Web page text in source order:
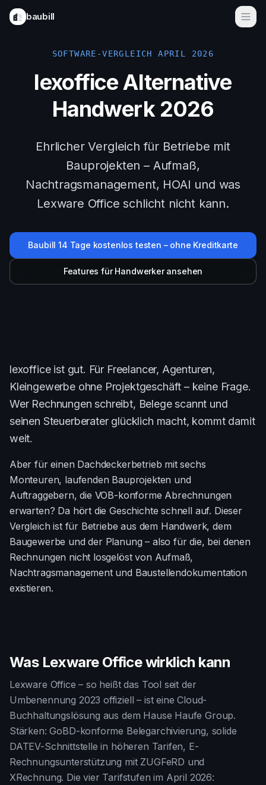
baubill
Bausoftware
Für Handwerker
Für Bauunternehmen
Für Ingenieurbüros
SOFTWARE-VERGLEICH APRIL 2026
lexoffice Alternative
Handwerk 2026
Ehrlicher Vergleich für Betriebe mit
Bauprojekten – Aufmaß,
Nachtragsmanagement, HOAI und was
Lexware Office schlicht nicht kann.
Baubill 14 Tage kostenlos testen – ohne Kreditkarte
Features für Handwerker ansehen
lexoffice ist gut. Für Freelancer, Agenturen,
Kleingewerbe ohne Projektgeschäft – keine Frage.
Wer Rechnungen schreibt, Belege scannt und
seinen Steuerberater glücklich macht, kommt damit
weit.
Aber für einen Dachdeckerbetrieb mit sechs
Monteuren, laufenden Bauprojekten und
Auftraggebern, die VOB-konforme Abrechnungen
erwarten? Da hört die Geschichte schnell auf. Dieser
Vergleich ist für Betriebe aus dem Handwerk, dem
Baugewerbe und der Planung – also für die, bei denen
Rechnungen nicht losgelöst von Aufmaß,
Nachtragsmanagement und Baustellendokumentation
existieren.
Was Lexware Office wirklich kann
Lexware Office – so heißt das Tool seit der
Umbenennung 2023 offiziell – ist eine Cloud-
Buchhaltungslösung aus dem Hause Haufe Group.
Stärken: GoBD-konforme Belegarchivierung, solide
DATEV-Schnittstelle in höheren Tarifen, E-
Rechnungsunterstützung mit ZUGFeRD und
XRechnung. Die vier Tarifstufen im April 2026: